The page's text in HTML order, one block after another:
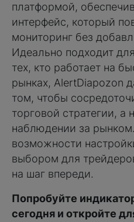
платформой,
интерфейс, который
мониторинг без
Идеально подходит
тех, кто работает на
рынках, AlertDiapozon
том, чтобы
торговой стратегии, а
наблюдении за
возможности
выбором для
на шаг впереди.
Попробуйте
сегодня и откройте